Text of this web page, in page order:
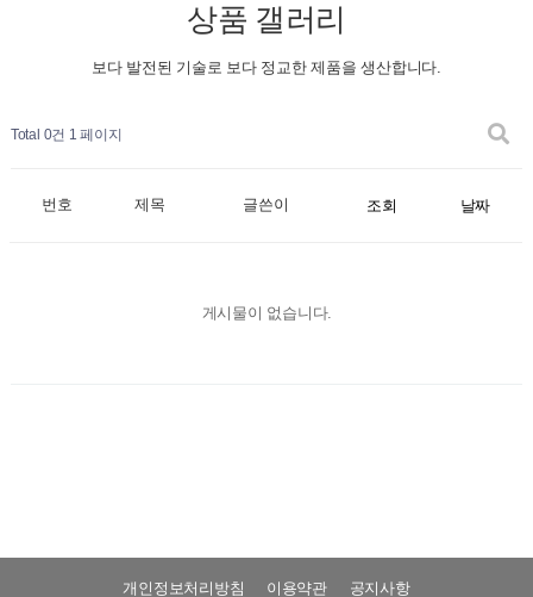
상품 갤러리
보다 발전된 기술로 보다 정교한 제품을 생산합니다.
Total 0건 1 페이지
번호 제목 글쓴이 조회 날짜
게시물이 없습니다.
개인정보처리방침 이용약관 공지사항